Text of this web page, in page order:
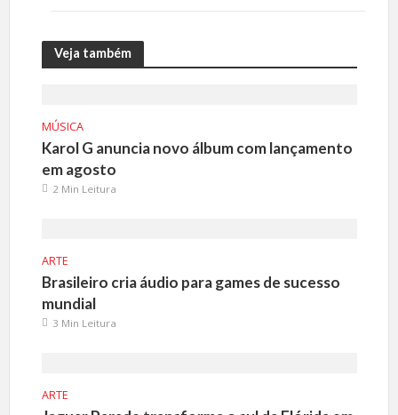
Veja também
MÚSICA
Karol G anuncia novo álbum com lançamento
em agosto
2 Min Leitura
ARTE
Brasileiro cria áudio para games de sucesso
mundial
3 Min Leitura
ARTE